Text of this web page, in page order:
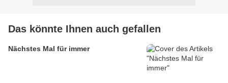
Das könnte Ihnen auch gefallen
Nächstes Mal für immer